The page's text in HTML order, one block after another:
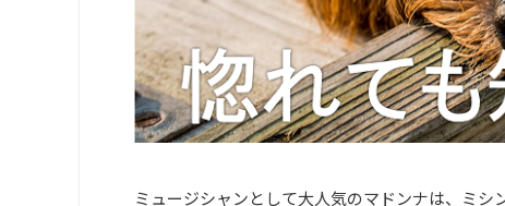
ミュージシャンとして大人気のマドンナは、ミ